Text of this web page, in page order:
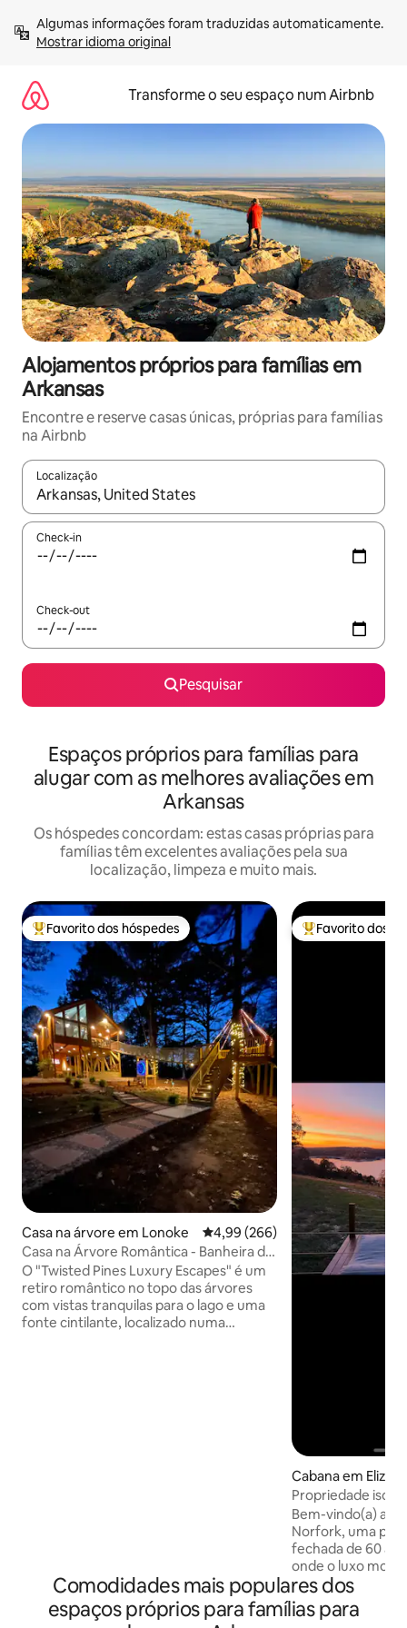
para
Mostrar idioma original
Transforme o seu espaço num Airbnb
Alojamentos próprios para famílias em
Arkansas
Encontre e reserve casas únicas, próprias para famílias
na Airbnb
Localização
Quando os resultados estiverem disponíveis, navegue com
Check-in
Check-out
Pesquisar
Espaços próprios para famílias para
alugar com as melhores avaliações em
Arkansas
Os hóspedes concordam: estas casas próprias para
famílias têm excelentes avaliações pela sua
localização, limpeza e muito mais.
Favoritos dos hóspedes mais apreciados
Favorito dos hóspedes
Casa na árvore em Lonoke Classificação média de 4,99 em
4,99 (266)
Casa na Árvore Romântica - Banheira de
Hidromassagem - Arcade/Sem Taxa de
Limpeza
O "Twisted Pines Luxury Escapes" é um
retiro romântico no topo das árvores
com vistas tranquilas para o lago e uma
fonte cintilante, localizado numa
Favoritos dos
Favorito dos
Cabana em
Propriedade
Retiro para casais
Bem-vindo(a) a
Norfork, uma
fechada de 60
onde o luxo
selvagem
com vistas
dia na piscina de
Comodidades mais populares dos
espaços próprios para famílias para